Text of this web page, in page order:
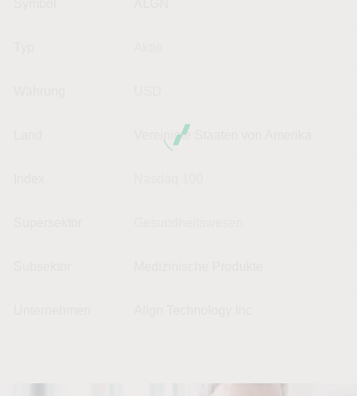
Vereinigte Staaten von Amerika